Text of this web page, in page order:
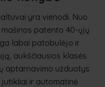
yra vienodi. Nuo
patento 40-ųjų
labai patobulėjo ir
aukščiausios klasės
aptarnavimo užduotys
ir automatinė